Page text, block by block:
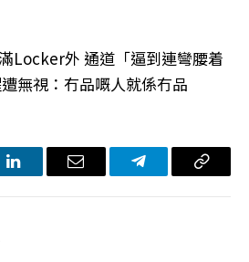
Locker外 通道「逼到連彎腰着
無視：冇品嘅人就係冇品
LinkedIn电
Telegram复